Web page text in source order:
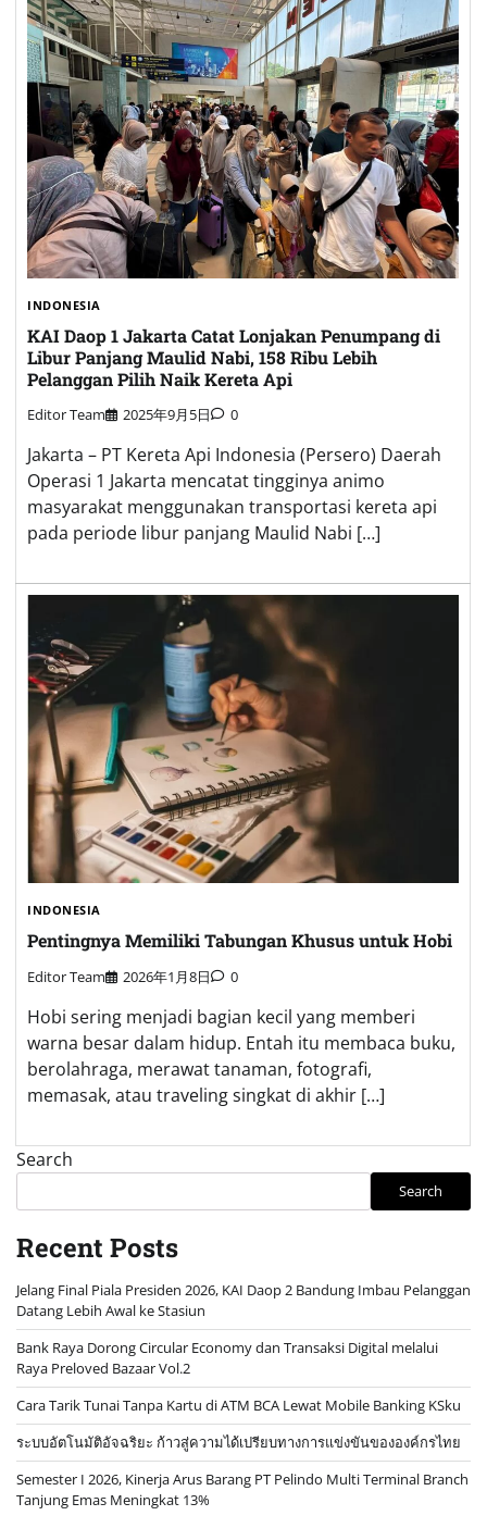
INDONESIA
KAI Daop 1 Jakarta Catat Lonjakan Penumpang di
Libur Panjang Maulid Nabi, 158 Ribu Lebih
Pelanggan Pilih Naik Kereta Api
Editor Team 2025年9月5日 0
Jakarta – PT Kereta Api Indonesia (Persero) Daerah
Operasi 1 Jakarta mencatat tingginya animo
masyarakat menggunakan transportasi kereta api
pada periode libur panjang Maulid Nabi […]
INDONESIA
Pentingnya Memiliki Tabungan Khusus untuk Hobi
Editor Team 2026年1月8日 0
Hobi sering menjadi bagian kecil yang memberi
warna besar dalam hidup. Entah itu membaca buku,
berolahraga, merawat tanaman, fotografi,
memasak, atau traveling singkat di akhir […]
Search
Search
Recent Posts
Jelang Final Piala Presiden 2026, KAI Daop 2 Bandung Imbau Pelanggan
Datang Lebih Awal ke Stasiun
Bank Raya Dorong Circular Economy dan Transaksi Digital melalui
Raya Preloved Bazaar Vol.2
Cara Tarik Tunai Tanpa Kartu di ATM BCA Lewat Mobile Banking KSku
ระบบอัตโนมัติอัจฉริยะ ก้าวสู่ความได้เปรียบทางการแข่งขันขององค์กรไทย
Semester I 2026, Kinerja Arus Barang PT Pelindo Multi Terminal Branch
Tanjung Emas Meningkat 13%